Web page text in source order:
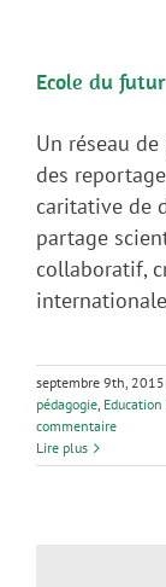
Ecole du futur
Un réseau
des
caritative de
partage
collaboratif,
septembre 9th, 2015
pédagogie, Education
commentaire
Lire plus